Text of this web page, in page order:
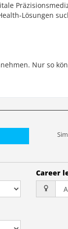
Lösungen
Nur so
Career